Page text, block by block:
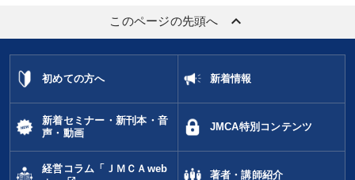
このページの先頭へ keyboard_arrow_up
初めての方へ 新着情報
新着セミナー・新刊本・音
声・動画
JMCA特別コンテンツ
経営コラム「ＪＭＣＡweb
著者・講師紹介